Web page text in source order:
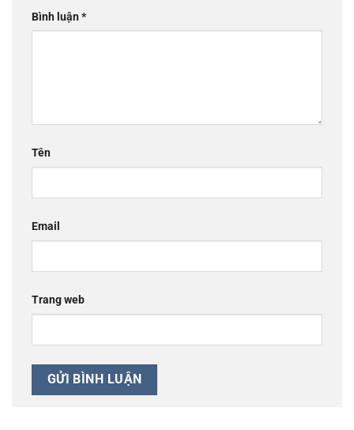
Bình luận*
Tên
Email
Trang web